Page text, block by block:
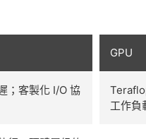
GPU
；客製化 I/O 協
工作負